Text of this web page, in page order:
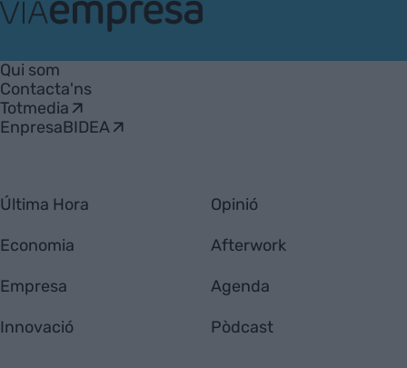
Empresa
Qui som
Contacta'ns
Totmedia
EnpresaBIDEA
Última Hora
Economia
Empresa
Innovació
Opinió
Afterwork
Agenda
Pòdcast